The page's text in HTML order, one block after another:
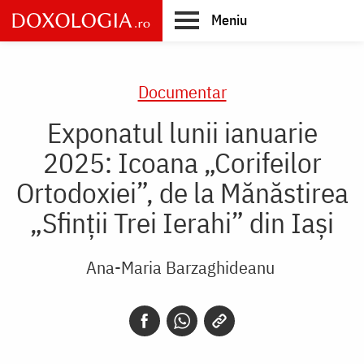
Skip
to
main
Meniu
Documentar
Exponatul lunii ianuarie
2025: Icoana „Corifeilor
Ortodoxiei”, de la Mănăstirea
„Sfinții Trei Ierahi” din Iași
Ana-Maria Barzaghideanu